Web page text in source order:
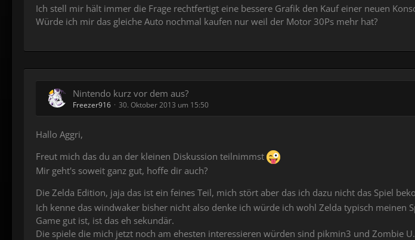
Ich stell mir hält immer die Frage rechtfertigt eine bessere Grafik den Kauf einer neuen
Würde ich mir das gleiche Auto nochmal kaufen nur weil der Motor 30Ps mehr hat?
Nintendo kurz vor dem aus?
Freezer916 30. Oktober 2013 um 15:50
Hallo Aggri,
Freut mich das du an der kleinen Diskussion teilnimmst
Mir geht's soweit ganz gut, hoffe dir auch?
Die Zelda Edition, jaja das ist ein feines Teil, mich stört aber das ich dazu nicht das Spiel
Ich kenne das windwaker bisher nicht also denke ich würde ich wohl Zelda typisch
Game gut ist, ist das eh sekundär.
Die spiele die mich jetzt noch am ehesten interessieren würden sind pikmin3 und Zombie U.